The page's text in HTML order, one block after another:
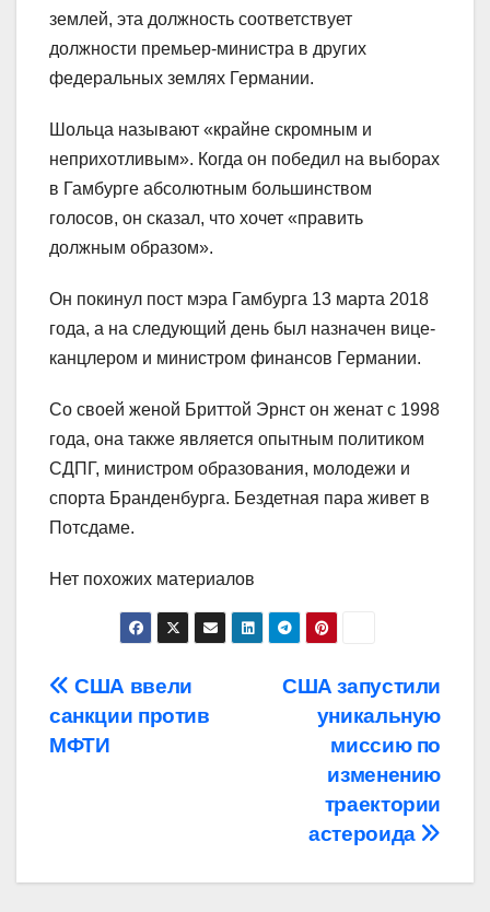
землей, эта должность соответствует
должности премьер-министра в других
федеральных землях Германии.
Шольца называют «крайне скромным и
неприхотливым». Когда он победил на выборах
в Гамбурге абсолютным большинством
голосов, он сказал, что хочет «править
должным образом».
Он покинул пост мэра Гамбурга 13 марта 2018
года, а на следующий день был назначен вице-
канцлером и министром финансов Германии.
Со своей женой Бриттой Эрнст он женат с 1998
года, она также является опытным политиком
СДПГ, министром образования, молодежи и
спорта Бранденбурга. Бездетная пара живет в
Потсдаме.
Нет похожих материалов
Навигация
по
США запустили
уникальную
миссию по
изменению
траектории
астероида
США ввели
санкции против
МФТИ